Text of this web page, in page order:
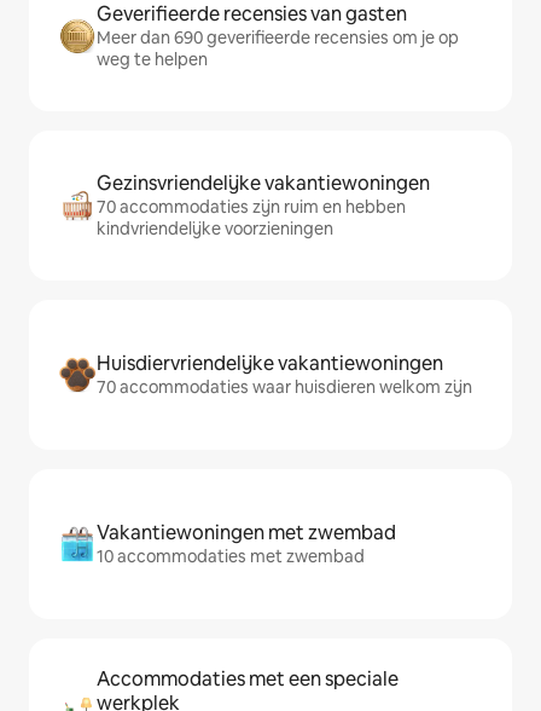
Geverifieerde recensies van gasten
Meer dan 690 geverifieerde recensies om je op
weg te helpen
Gezinsvriendelijke vakantiewoningen
70 accommodaties zijn ruim en hebben
kindvriendelijke voorzieningen
Huisdiervriendelijke vakantiewoningen
70 accommodaties waar huisdieren welkom zijn
Vakantiewoningen met zwembad
10 accommodaties met zwembad
Accommodaties met een speciale
werkplek